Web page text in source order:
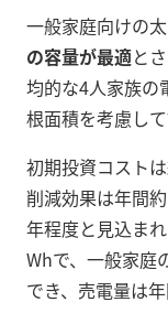
一般家庭向けの
の容量が最適と
均的な4人家族の
根面積を考慮し
初期投資コスト
削減効果は年間
年程度と見込ま
Whで、一般家庭
でき、売電量は